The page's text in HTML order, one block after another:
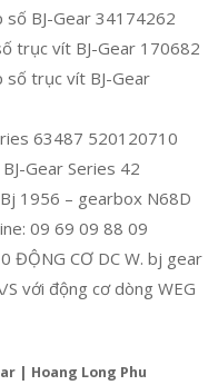
BJ-Gear 34174262
trục vít BJ-Gear 170682
số trục vít BJ-Gear
63487 520120710
Gear Series 42
1956 – gearbox N68D
09 69 09 88 09
ĐỘNG CƠ DC W. bj gear
với động cơ dòng WEG
| Hoang Long Phu